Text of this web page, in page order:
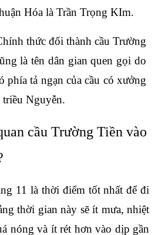
Hóa là Trần Trọng KIm.
thức đổi thành cầu Trường
là tên dân gian quen gọi do
phía tả ngạn của cầu có xưởng
triều Nguyễn.
cầu Trường Tiền vào
11 là thời điểm tốt nhất để đi
thời gian này sẽ ít mưa, nhiệt
nóng và ít rét hơn vào dịp gần